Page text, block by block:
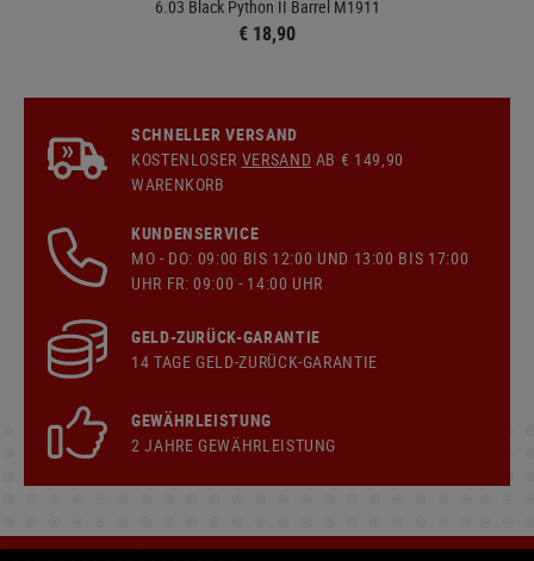
6.03 Black Python II Barrel M1911
€ 18,90
SCHNELLER VERSAND
KOSTENLOSER VERSAND AB € 149,90
WARENKORB
KUNDENSERVICE
MO - DO: 09:00 BIS 12:00 UND 13:00 BIS 17:00
UHR FR: 09:00 - 14:00 UHR
GELD-ZURÜCK-GARANTIE
14 TAGE GELD-ZURÜCK-GARANTIE
GEWÄHRLEISTUNG
2 JAHRE GEWÄHRLEISTUNG